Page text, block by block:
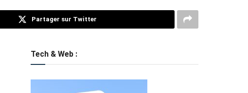
Partager sur Twitter
Tech & Web :